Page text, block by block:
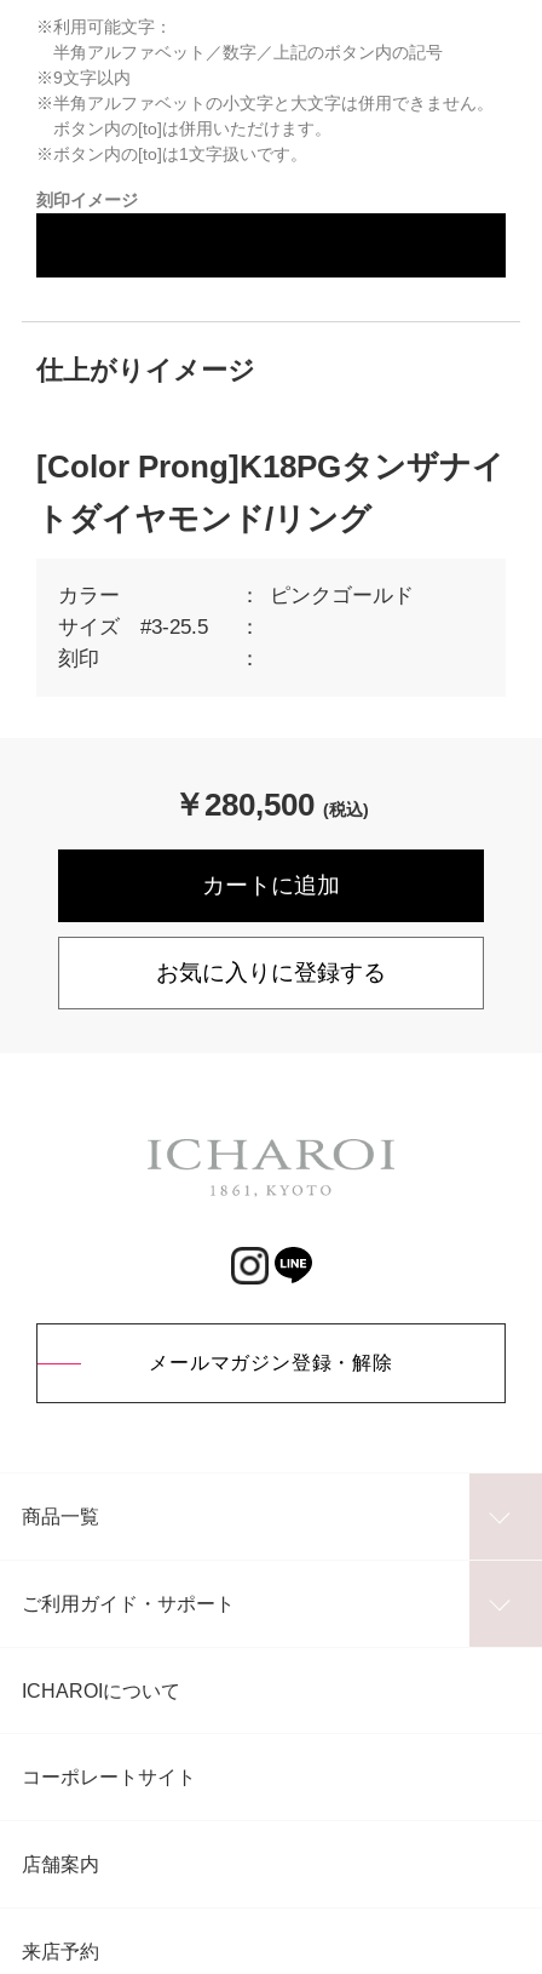
※利用可能文字：
半角アルファベット／数字／上記のボタン内の記号
※9文字以内
※半角アルファベットの小文字と大文字は併用できません。
ボタン内の[to]は併用いただけます。
※ボタン内の[to]は1文字扱いです。
刻印イメージ
仕上がりイメージ
[Color Prong]K18PGタンザナイ
トダイヤモンド/リング
カラー
ピンクゴールド
サイズ #3-25.5
刻印
￥280,500 (税込)
お気に入りに登録する
メールマガジン登録・解除
商品一覧
ご利用ガイド・サポート
ICHAROIについて
コーポレートサイト
店舗案内
来店予約